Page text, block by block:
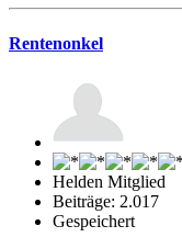
Rentenonkel
Helden Mitglied
Beiträge: 2.017
Gespeichert